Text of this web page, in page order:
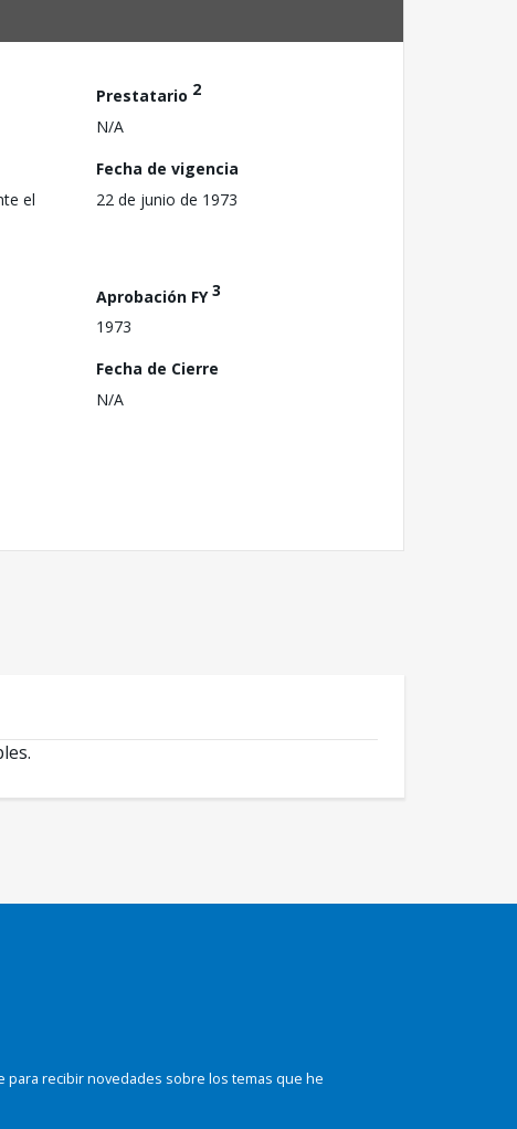
Prestatario 2
N/A
el
Fecha de vigencia
22 de junio de 1973
Aprobación FY3
1973
Fecha de Cierre
N/A
recibir novedades sobre los temas que he